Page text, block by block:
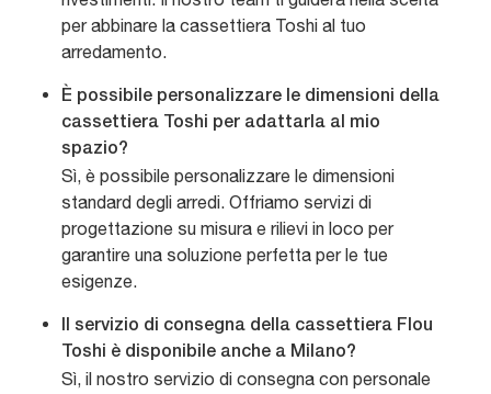
per abbinare la cassettiera Toshi al tuo
arredamento.
È possibile personalizzare le dimensioni della
cassettiera Toshi per adattarla al mio
spazio?
Sì, è possibile personalizzare le dimensioni
standard degli arredi. Offriamo servizi di
progettazione su misura e rilievi in loco per
garantire una soluzione perfetta per le tue
esigenze.
Il servizio di consegna della cassettiera Flou
Toshi è disponibile anche a Milano?
Sì, il nostro servizio di consegna con personale